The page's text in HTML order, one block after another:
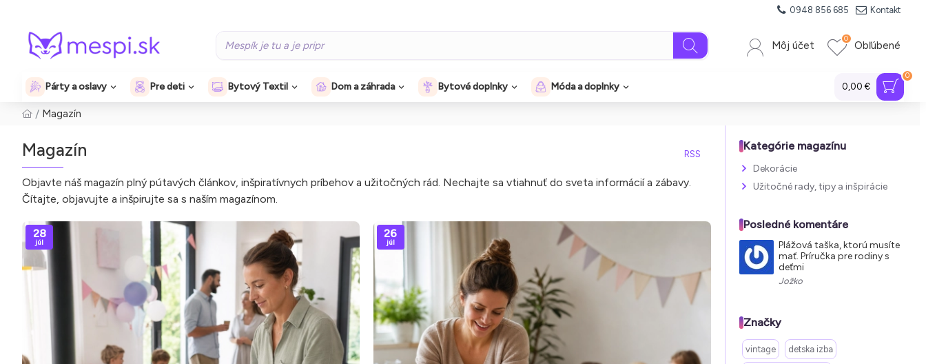
0948 856 685 Kontakt
Môj účet Obľúbené
0
Párty a oslavy Pre deti Bytový Textil Dom a záhrada Bytové doplnky Móda a doplnky 0,00 €
0
Magazín
Magazín RSS
Objavte náš magazín plný pútavých článkov, inšpiratívnych príbehov a užitočných rád. Nechajte sa vtiahnuť do sveta informácií a zábavy.
Čítajte, objavujte a inšpirujte sa s naším magazínom.
28
júl
26
júl
Kategórie magazínu
Dekorácie
Užitočné rady, tipy a inšpirácie
Posledné komentáre
Plážová taška, ktorú musíte
mať. Príručka pre rodiny s
deťmi
Jožko
Značky
vintage detska izba